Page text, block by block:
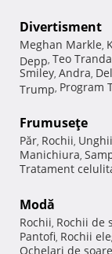
Divertisment
Meghan Markle,
Depp, Teo
Smiley, Andra,
Trump, Program
Frumuseţe
Păr, Rochii, Unghii
Manichiura,
Tratament
Modă
Rochii, Rochii de
Pantofi, Rochii
Ochelari de soare